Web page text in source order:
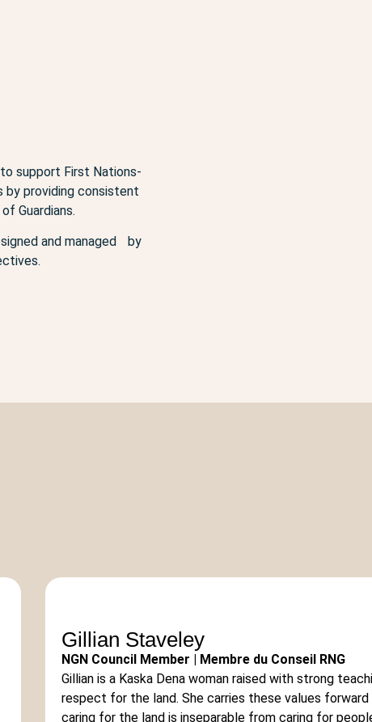
support First Nations-
by providing consistent
Guardians.
and managed by
Gillian Staveley
NGN Council Member | Membre du Conseil RNG
Gillian is a Kaska Dena woman raised with strong
respect for the land. She carries these values
caring for the land is inseparable from caring for